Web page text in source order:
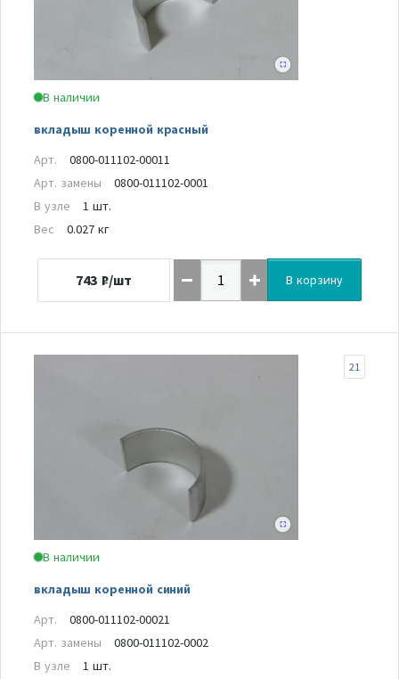
В наличии
вкладыш коренной красный
Арт.
0800-011102-00011
Арт. замены
0800-011102-0001
В узле
1 шт.
Вес
0.027 кг
743 ₽/шт В корзину
В наличии
вкладыш коренной синий
21
Арт.
0800-011102-00021
Арт. замены
0800-011102-0002
В узле
1 шт.